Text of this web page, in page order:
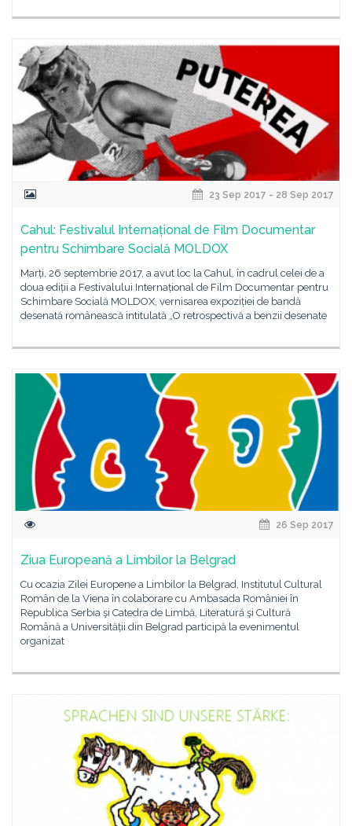
23 Sep 2017 - 28 Sep 2017
Cahul: Festivalul Internațional de Film Documentar
pentru Schimbare Socială MOLDOX
Marți, 26 septembrie 2017, a avut loc la Cahul, în cadrul celei de a
doua ediții a Festivalului Internațional de Film Documentar pentru
Schimbare Socială MOLDOX, vernisarea expoziției de bandă
desenată românească intitulată „O retrospectivă a benzii desenate
26 Sep 2017
Ziua Europeană a Limbilor la Belgrad
Cu ocazia Zilei Europene a Limbilor la Belgrad, Institutul Cultural
Român de la Viena în colaborare cu Ambasada României în
Republica Serbia şi Catedra de Limbă, Literatură şi Cultură
Română a Universității din Belgrad participă la evenimentul
organizat